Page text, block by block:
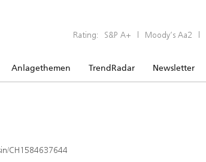
Rating: S&P A+ | Moody’s Aa2 |
Anlagethemen TrendRadar Newsletter
CH1584637644